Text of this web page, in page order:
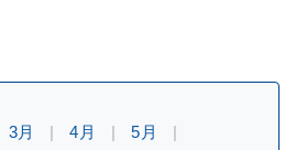
3月 4月
5月